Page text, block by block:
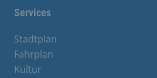
Services
Stadtplan
Fahrplan
Kultur